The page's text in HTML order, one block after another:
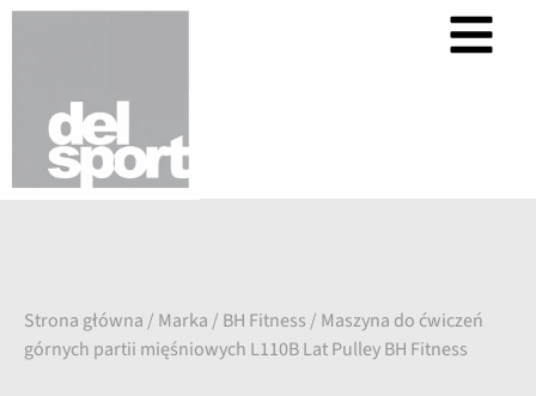
Strona główna / Marka / BH Fitness / Maszyna do ćwiczeń
górnych partii mięśniowych L110B Lat Pulley BH Fitness